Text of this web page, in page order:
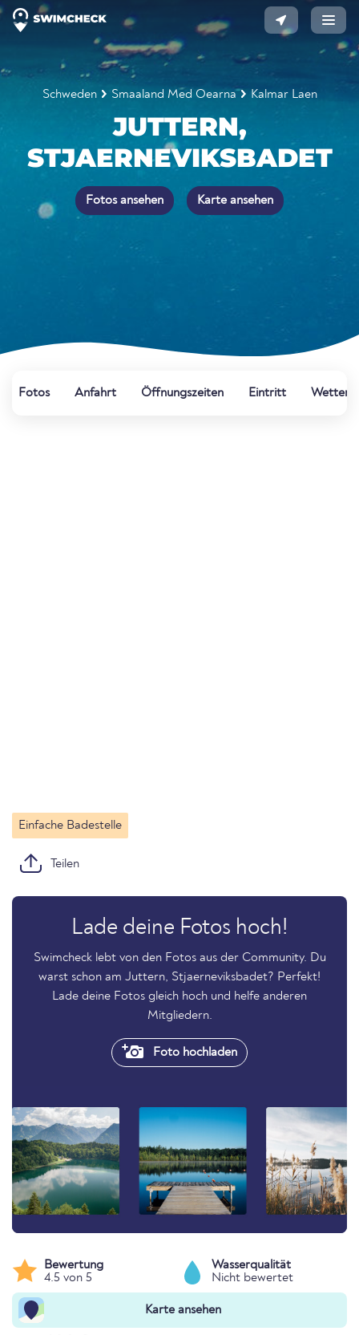
Schweden Smaaland Med Oearna Kalmar Laen
JUTTERN,
STJAERNEVIKSBADET
Fotos ansehen Karte ansehen
Fotos Anfahrt Öffnungszeiten Eintritt Wetter
Einfache Badestelle
Teilen
Lade deine Fotos hoch!
Swimcheck lebt von den Fotos aus der Community. Du
warst schon am Juttern, Stjaerneviksbadet? Perfekt!
Lade deine Fotos gleich hoch und helfe anderen
Mitgliedern.
Foto hochladen
Bewertung
4.5 von 5
Wasserqualität
Nicht bewertet
Karte ansehen